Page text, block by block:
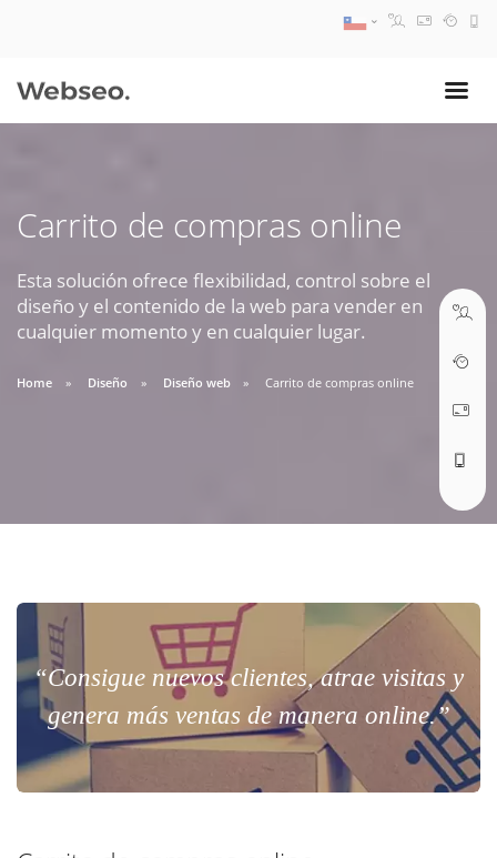
Carrito de compras online
Esta solución ofrece flexibilidad, control sobre el
diseño y el contenido de la web para vender en
cualquier momento y en cualquier lugar.
Home Diseño Diseño web Carrito de compras online
“Consigue nuevos clientes, atrae visitas y
genera más ventas de manera online.”
09:30 AM A 18:30 PM
soporte@webseo.cl
ABRIR TICKET